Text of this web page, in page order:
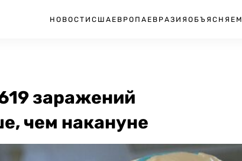
НОВОСТИ США ЕВРОПА ЕВРАЗИЯ ОБЪЯСНЯЕМ
заражений
чем накануне